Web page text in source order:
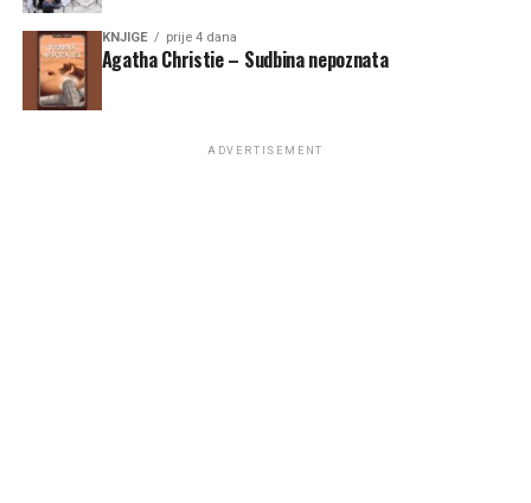
KNJIGE prije 4 dana
Agatha Christie – Sudbina nepoznata
ADVERTISEMENT